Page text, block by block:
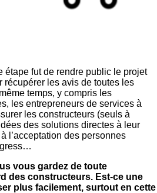
étape fut de rendre public le projet
récupérer les avis de toutes les
temps, y compris les
les entrepreneurs de services à
les constructeurs (seuls à
des solutions directes à leur
l’acceptation des personnes
vous gardez de toute
des constructeurs. Est-ce une
plus facilement, surtout en cette